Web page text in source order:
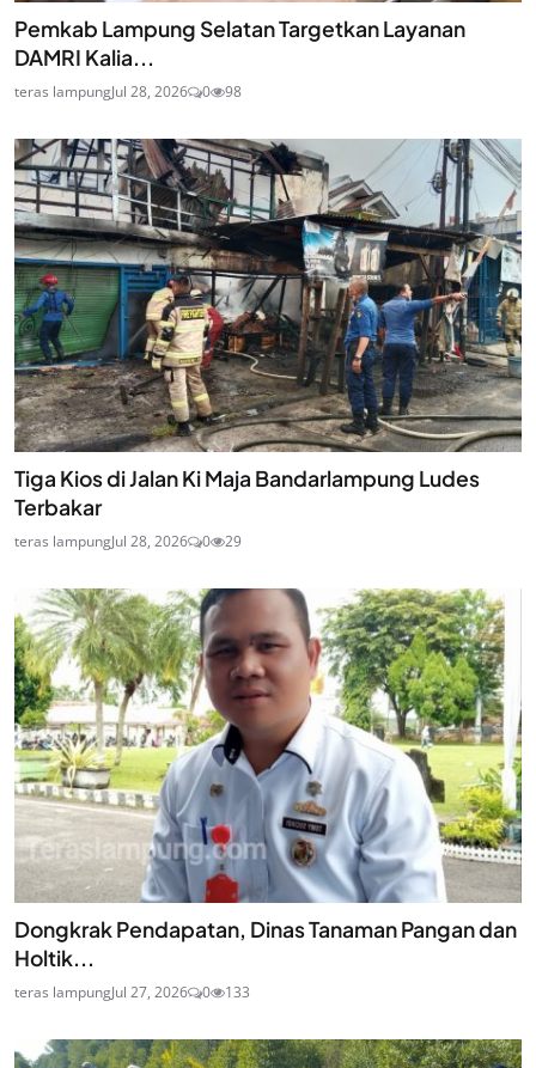
Pemkab Lampung Selatan Targetkan Layanan
DAMRI Kalia...
teras lampungJul 28, 2026 0 98
Tiga Kios di Jalan Ki Maja Bandarlampung Ludes
Terbakar
teras lampungJul 28, 2026 0 29
Dongkrak Pendapatan, Dinas Tanaman Pangan dan
Holtik...
teras lampungJul 27, 2026 0 133